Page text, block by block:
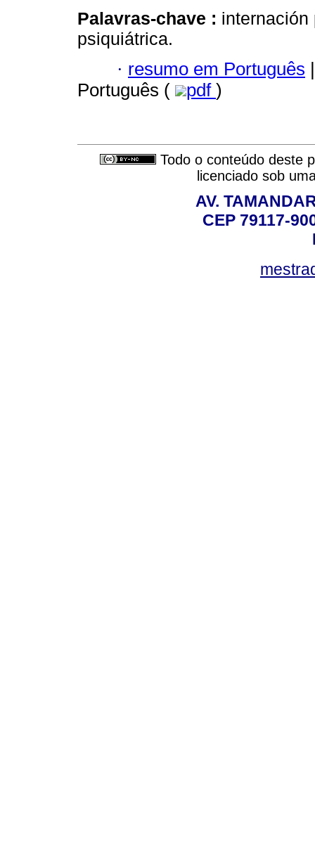
Palavras-chave : internación
psiquiátrica.
· resumo em Português |
Português (
pdf )
Todo o conteúdo deste
licenciado sob
AV.
CEP 79117-